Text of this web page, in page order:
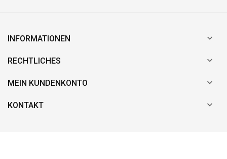
INFORMATIONEN 
RECHTLICHES 
MEIN KUNDENKONTO 
KONTAKT 